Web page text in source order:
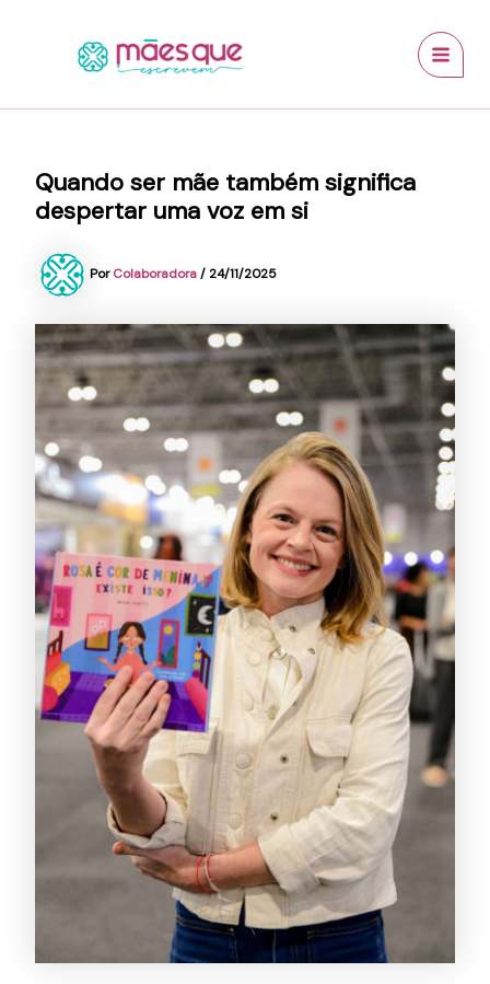
Quando ser mãe também significa
despertar uma voz em si
PorColaboradora/24/11/2025